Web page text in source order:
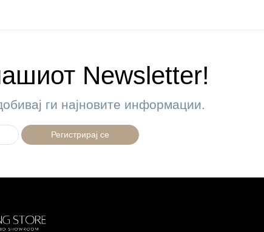
Newsletter!
ги најновите информации.
Регистрирај се